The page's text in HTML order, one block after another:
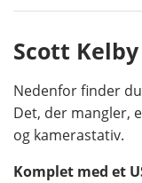
Scott
Nedenfor finder
Det, der mangler,
og kamerastativ.
Komplet med et